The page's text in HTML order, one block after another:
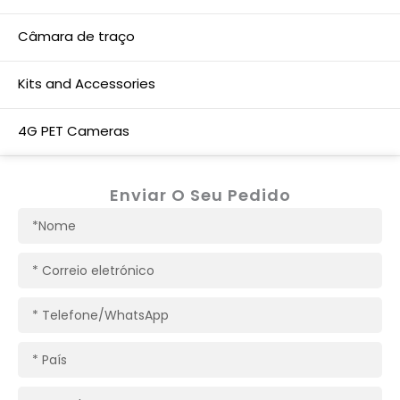
Câmara de traço
Kits and Accessories
4G PET Cameras
Enviar O Seu Pedido
Nome
Correio
eletrónico
Telefone/WhatsApp
País